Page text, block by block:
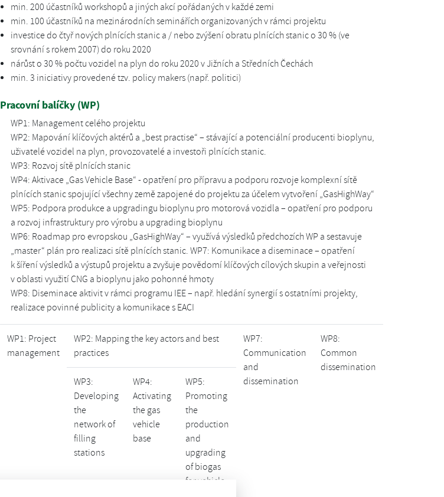
min. 200 účastníků workshopů a jiných akcí pořádaných v každé zemi
min. 100 účastníků na mezinárodních seminářích organizovaných v rámci projektu
investice do čtyř nových plnících stanic a / nebo zvýšení obratu plnících stanic o 30 % (ve
srovnání s rokem 2007) do roku 2020
nárůst o 30 % počtu vozidel na plyn do roku 2020 v Jižních a Středních Čechách
min. 3 iniciativy provedené tzv. policy makers (např. politici)
Pracovní balíčky (WP)
WP1: Management celého projektu
WP2: Mapování klíčových aktérů a „best practise“ – stávající a potenciální producenti bioplynu,
uživatelé vozidel na plyn, provozovatelé a investoři plnících stanic.
WP3: Rozvoj sítě plnících stanic
WP4: Aktivace „Gas Vehicle Base“ - opatření pro přípravu a podporu rozvoje komplexní sítě
plnících stanic spojující všechny země zapojené do projektu za účelem vytvoření „GasHighWay“
WP5: Podpora produkce a upgradingu bioplynu pro motorová vozidla – opatření pro podporu
a rozvoj infrastruktury pro výrobu a upgrading bioplynu
WP6: Roadmap pro evropskou „GasHighWay“ – využívá výsledků předchozích WP a sestavuje
„master“ plán pro realizaci sítě plnících stanic. WP7: Komunikace a diseminace – opatření
k šíření výsledků a výstupů projektu a zvyšuje povědomí klíčových cílových skupin a veřejnosti
v oblasti využití CNG a bioplynu jako pohonné hmoty
WP8: Diseminace aktivit v rámci programu IEE – např. hledání synergií s ostatními projekty,
realizace povinné publicity a komunikace s EACI
WP1: Project
management
WP2: Mapping the key actors and best
practices
WP7:
Communication
and
dissemination
WP8:
Common
dissemination
WP3:
Developing
the
network of
filling
stations
WP4:
Activating
the gas
vehicle
base
WP5:
Promoting
the
production
and
upgrading
of biogas
for vehicle